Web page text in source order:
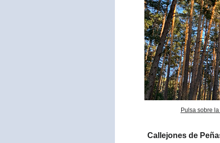
Pulsa sobre
Callejones de